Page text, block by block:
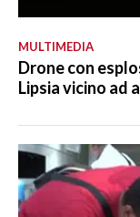
MULTIMEDIA
Drone con
Lipsia vicino ad